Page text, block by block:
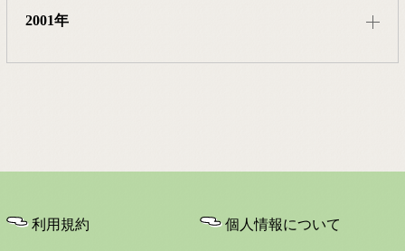
2001年
利用規約 個人情報について